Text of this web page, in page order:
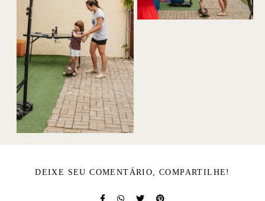
DEIXE SEU COMENTÁRIO, COMPARTILHE!